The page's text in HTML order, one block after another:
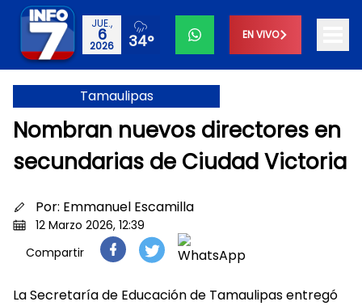
JUE.,
6
2026 34° EN VIVO
Tamaulipas
Nombran nuevos directores en
secundarias de Ciudad Victoria
Por: Emmanuel Escamilla
12 Marzo 2026, 12:39
Compartir
La Secretaría de Educación de Tamaulipas entregó